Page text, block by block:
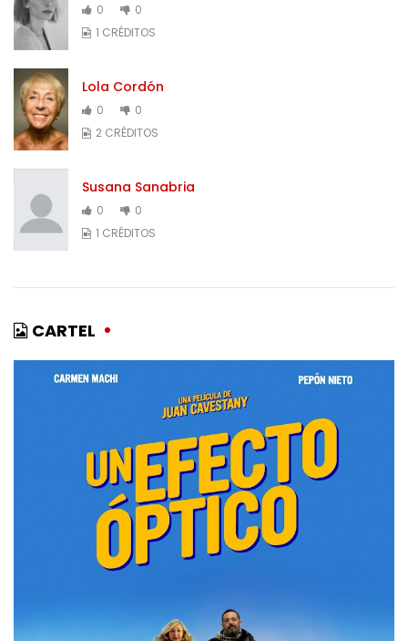
0
0
1 CRÉDITOS
Lola Cordón
0
0
2 CRÉDITOS
Susana Sanabria
0
0
1 CRÉDITOS
CARTEL